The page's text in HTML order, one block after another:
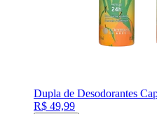
Dupla de Desodorantes
R$ 49,99